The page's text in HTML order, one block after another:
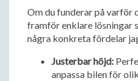
Om du funderar på varför
framför enklare lösningar
några konkreta fördelar
Justerbar höjd:
anpassa bilen för